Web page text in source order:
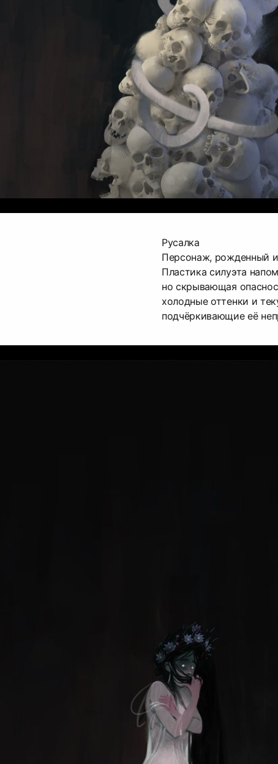
Русалка
Персонаж, рожденный
Пластика силуэта
но скрывающая
холодные оттенки и
подчёркивающие её